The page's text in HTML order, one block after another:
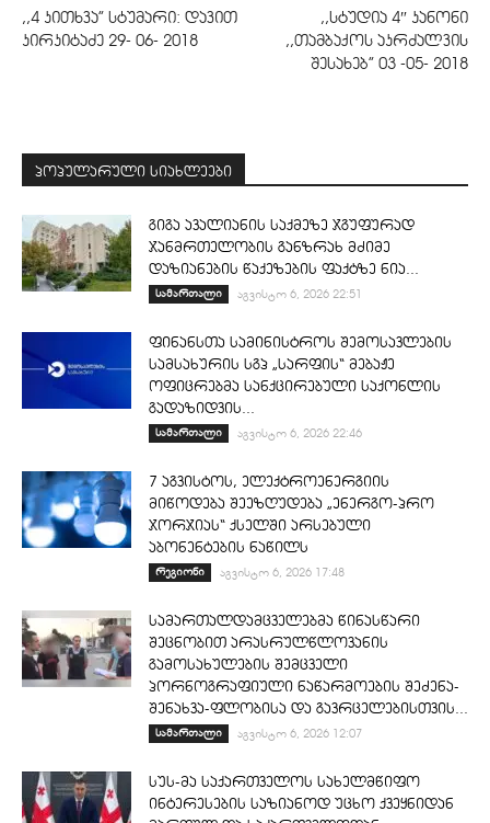
,,4 კითხვა” სტუმარი: დავით
კირკიტაძე 29- 06- 2018
,,სტუდია 4″ კანონი
,,თამბაქოს აკრძალვის
შესახებ” 03 -05- 2018
პოპულარული სიახლეები
გიგა ავალიანის საქმეზე ჯგუფურად
ჯანმრთელობის განზრახ მძიმე
დაზიანების წაქეზების ფაქტზე ნია...
სამართალი აგვისტო 6, 2026 22:51
ფინანსთა სამინისტროს შემოსავლების
სამსახურის სგპ „სარფის“ მებაჟე
ოფიცრებმა სანქცირებული საქონლის
გადაზიდვის...
სამართალი აგვისტო 6, 2026 22:46
7 აგვისტოს, ელექტროენერგიის
მიწოდება შეეზღუდება „ენერგო-პრო
ჯორჯიას“ ქსელში არსებული
აბონენტების ნაწილს
რეგიონი აგვისტო 6, 2026 17:48
სამართალდამცველებმა წინასწარი
შეცნობით არასრულწლოვანის
გამოსახულების შემცველი
პორნოგრაფიული ნაწარმოების შეძენა-
შენახვა-ფლობისა და გავრცელებისთვის...
სამართალი აგვისტო 6, 2026 12:07
სუს-მა საქართველოს სახელმწიფო
ინტერესების საზიანოდ უცხო ქვეყნიდან